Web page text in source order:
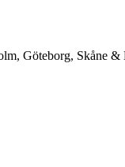
Göteborg, Skåne